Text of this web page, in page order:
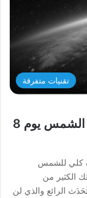
تقنيات متفرقة
ما هي أفضل طريقة لتصوير كسوف الشمس يوم 8
كسوف كلي للشمس
الكثير من
الرائع والذي لن